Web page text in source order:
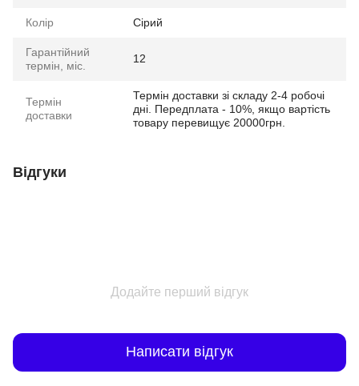
Колір Сірий
Гарантійний
термін, міс.
12
Термін
доставки
Термін доставки зі складу 2-4 робочі
дні. Передплата - 10%, якщо вартість
товару перевищує 20000грн.
Відгуки
Додайте перший відгук
Написати відгук